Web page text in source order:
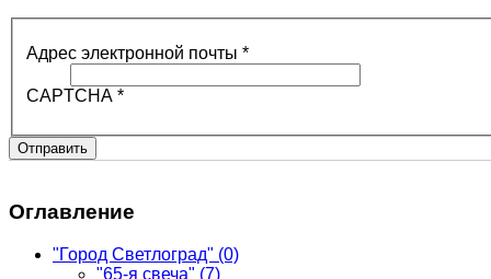
Адрес электронной почты *
CAPTCHA *
Отправить
Оглавление
"Город Светлоград" (0)
"65-я свеча" (7)